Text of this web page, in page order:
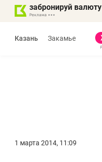
забронируй валюту
Казань Закамье
1 марта 2014, 11:09